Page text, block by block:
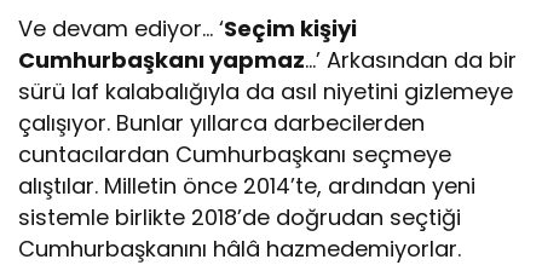
Ve devam ediyor… ‘Seçim kişiyi
Cumhurbaşkanı yapmaz…’ Arkasından da bir
sürü laf kalabalığıyla da asıl niyetini gizlemeye
çalışıyor. Bunlar yıllarca darbecilerden
cuntacılardan Cumhurbaşkanı seçmeye
alıştılar. Milletin önce 2014’te, ardından yeni
sistemle birlikte 2018’de doğrudan seçtiği
Cumhurbaşkanını hâlâ hazmedemiyorlar.